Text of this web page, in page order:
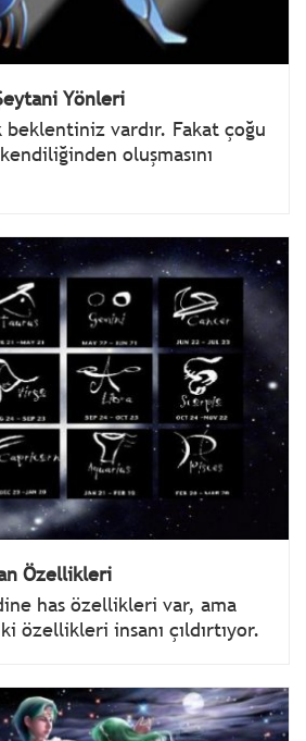
Yönleri
vardır. Fakat çoğu
oluşmasını
Özellikleri
has özellikleri var, ama
özellikleri insanı çıldırtıyor.